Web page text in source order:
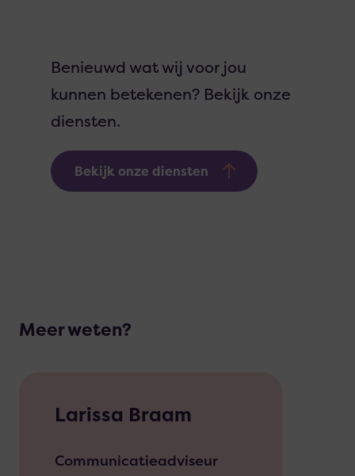
Benieuwd wat wij voor jou
kunnen betekenen? Bekijk onze
diensten.
Bekijk onze diensten
Meer weten?
Larissa Braam
Communicatieadviseur